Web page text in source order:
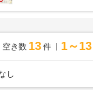
空き数 13 件 1～13
し